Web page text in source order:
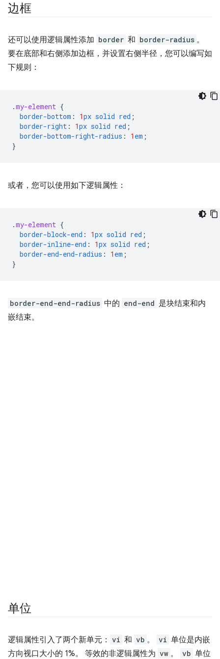
边框
还可以使用逻辑属性添加 border 和 border-radius 。
要在底部和右侧添加边框，并设置右侧半径，您可以编写如
下规则：
.my-element {
border-bottom : 1px solid red ;
border-right : 1px solid red ;
border-bottom-right-radius : 1 em ;
}
或者，您可以使用如下逻辑属性：
.my-element {
border-block-end : 1px solid red ;
border-inline-end : 1px solid red ;
border-end-end-radius : 1 em ;
}
border-end-end-radius 中的 end-end 是块结束和内
嵌结束。
单位
逻辑属性引入了两个新单元： vi 和 vb 。 vi 单位是内嵌
方向视口大小的 1%。 等效的非逻辑属性为 vw 。 vb 单位